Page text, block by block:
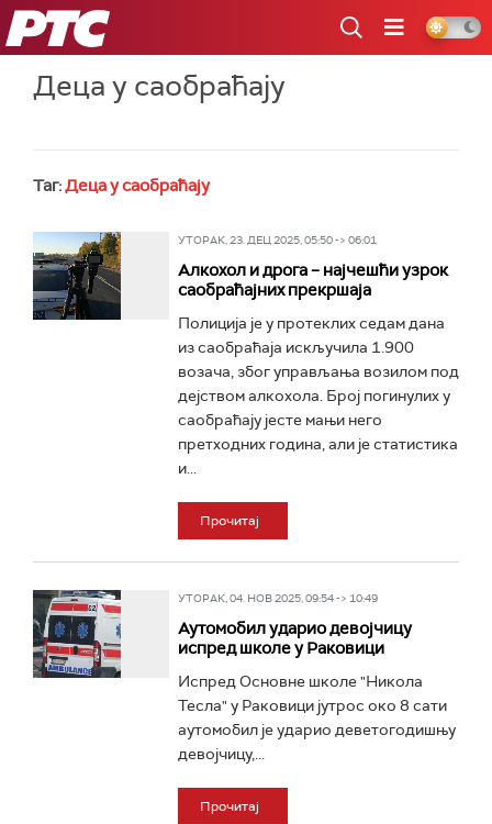
РТС
Деца у саобраћају
Таг:Деца у саобраћају
УТОРАК, 23. ДЕЦ 2025, 05:50 -> 06:01
Алкохол и дрога – најчешћи узрок
саобраћајних прекршаја
Полиција је у протеклих седам дана
из саобраћаја искључила 1.900
возача, због управљања возилом под
дејством алкохола. Број погинулих у
саобраћају јесте мањи него
претходних година, али је статистика
и...
Прочитај
УТОРАК, 04. НОВ 2025, 09:54 -> 10:49
Аутомобил ударио девојчицу
испред школе у Раковици
Испред Основне школе "Никола
Тесла" у Раковици јутрос око 8 сати
аутомобил је ударио деветогодишњу
девојчицу,...
Прочитај